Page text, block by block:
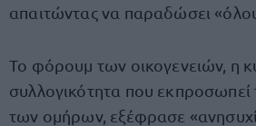
απαιτώντας να παραδώσει
Το φόρουμ των οικογενειών, η
συλλογικότητα που εκπροσωπεί
των ομήρων, εξέφρασε